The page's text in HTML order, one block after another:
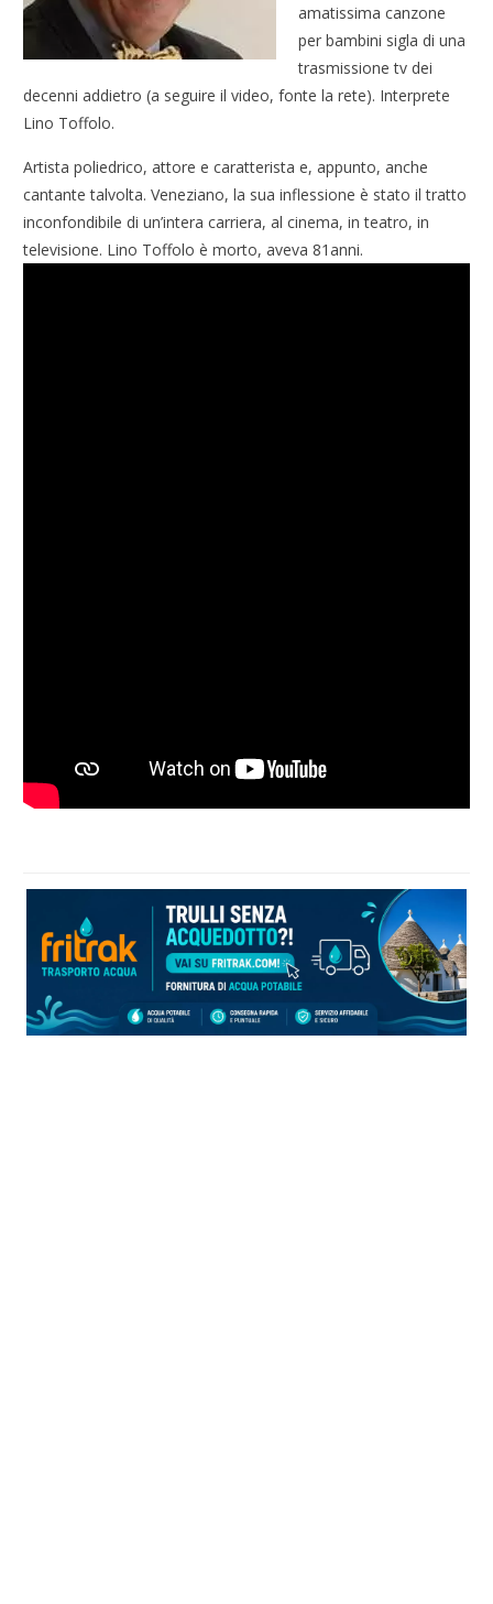
amatissima canzone
per bambini sigla di una
trasmissione tv dei
decenni addietro (a seguire il video, fonte la rete). Interprete
Lino Toffolo.
Artista poliedrico, attore e caratterista e, appunto, anche
cantante talvolta. Veneziano, la sua inflessione è stato il tratto
inconfondibile di un’intera carriera, al cinema, in teatro, in
televisione. Lino Toffolo è morto, aveva 81anni.